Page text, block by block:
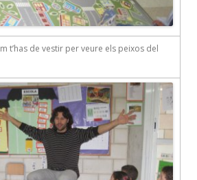
t’has de vestir per veure els peixos del